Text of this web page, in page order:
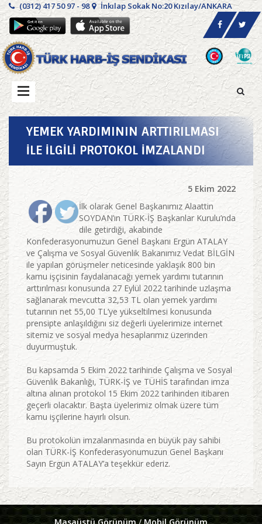
(0312) 417 50 97 - 98 İnkılap Sokak No:20 Kızılay/ANKARA
YEMEK YARDIMININ ARTTIRILMASI
İLE İLGİLİ PROTOKOL İMZALANDI
5 Ekim 2022
İlk olarak Genel Başkanımız Alaattin
SOYDAN’ın TÜRK-İŞ Başkanlar Kurulu’nda
dile getirdiği, akabinde
Konfederasyonumuzun Genel Başkanı Ergün ATALAY
ve Çalışma ve Sosyal Güvenlik Bakanımız Vedat BİLGİN
ile yapılan görüşmeler neticesinde yaklaşık 800 bin
kamu işçisinin faydalanacağı yemek yardımı tutarının
arttırılması konusunda 27 Eylül 2022 tarihinde uzlaşma
sağlanarak mevcutta 32,53 TL olan yemek yardımı
tutarının net 55,00 TL’ye yükseltilmesi konusunda
prensipte anlaşıldığını siz değerli üyelerimize internet
sitemiz ve sosyal medya hesaplarımız üzerinden
duyurmuştuk.
Bu kapsamda 5 Ekim 2022 tarihinde Çalışma ve Sosyal
Güvenlik Bakanlığı, TÜRK-İŞ ve TÜHİS tarafından imza
altına alınan protokol 15 Ekim 2022 tarihinden itibaren
geçerli olacaktır. Başta üyelerimiz olmak üzere tüm
kamu işçilerine hayırlı olsun.
Bu protokolün imzalanmasında en büyük pay sahibi
olan TÜRK-İŞ Konfederasyonumuzun Genel Başkanı
Sayın Ergün ATALAY’a teşekkür ederiz.